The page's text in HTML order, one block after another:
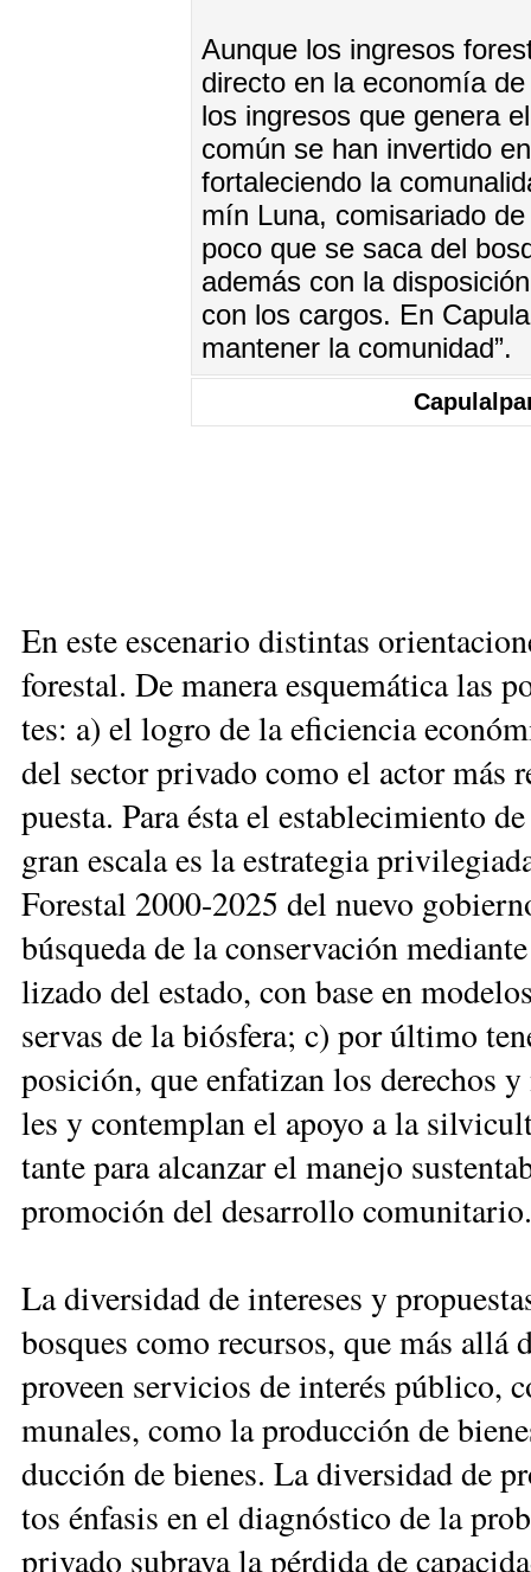
Aun­que los in­gre­sos
di­rec­to en la eco­no­mía
los in­gre­sos que ge­ne­ra
co­mún se han in­ver­ti­do
for­ta­le­cien­do la
mín Lu­na, co­mi­sa­ria­do
po­co que se sa­ca del
ade­más con la
con los car­gos. En
man­te­ner la co­mu­ni­dad”.
En es­te es­ce­na­rio dis­tin­tas
fo­res­tal. De ma­ne­ra es­que­má­ti­ca las
tes: a) el lo­gro de la efi­cien­cia
del sec­tor pri­va­do co­mo el ac­tor más
pues­ta. Pa­ra és­ta el es­ta­ble­ci­mien­to
gran es­ca­la es la es­tra­te­gia
Fo­res­tal 2000-2025 del nue­vo
bús­que­da de la con­ser­va­ción
li­za­do del es­ta­do, con ba­se en
ser­vas de la biós­fe­ra; c) por úl­ti­mo
po­si­ción, que en­fa­ti­zan los de­re­chos
les y con­tem­plan el apo­yo a la
tan­te pa­ra al­can­zar el ma­ne­jo
pro­mo­ción del de­sa­rro­llo co­mu­ni­ta­rio.
La di­ver­si­dad de in­te­re­ses y
bos­ques co­mo re­cur­sos, que más allá
pro­veen ser­vi­cios de in­te­rés pú­bli­co,
mu­na­les, co­mo la pro­duc­ción de
duc­ción de bie­nes. La di­ver­si­dad de
tos én­fa­sis en el diag­nós­ti­co de la
pri­va­do su­bra­ya la pér­di­da de